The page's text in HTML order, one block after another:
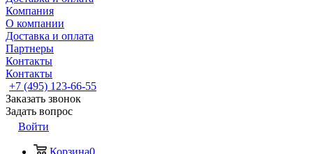
Компания
О компании
Доставка и оплата
Партнеры
Контакты
Контакты
+7 (495) 123-66-55
Заказать звонок
Задать вопрос
Войти
Корзина0